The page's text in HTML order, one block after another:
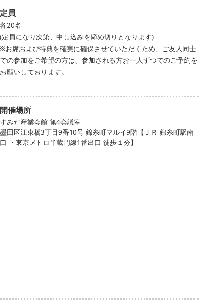
定員
各20名
(定員になり次第、申し込みを締め切りとなります)
※お席および特典を確実に確保させていただくため、ご友人同士
での参加をご希望の方は、参加される方お一人ずつでのご予約を
お願いしております。
開催場所
すみだ産業会館 第4会議室
墨田区江東橋3丁目9番10号 錦糸町マルイ9階【ＪＲ 錦糸町駅南
口 ・東京メトロ半蔵門線1番出口 徒歩１分】